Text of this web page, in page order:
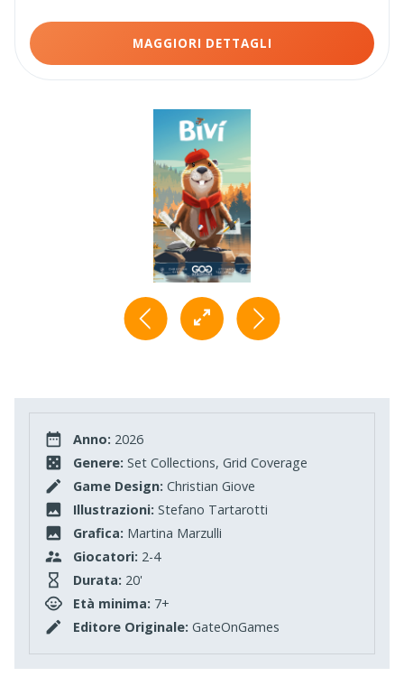
MAGGIORI DETTAGLI
Anno: 2026
Genere: Set Collections, Grid Coverage
Game Design: Christian Giove
Illustrazioni: Stefano Tartarotti
Grafica: Martina Marzulli
Giocatori: 2-4
Durata: 20'
Età minima: 7+
Editore Originale: GateOnGames